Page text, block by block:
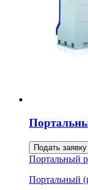
Подать заявку
Портальный
Портальный